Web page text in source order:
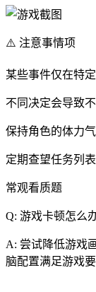
⚠️ 注意事情项
某些事件仅在特
不同决定会导致
保持角色的体力
定期查望任务列
常观看质题
Q: 游戏卡顿怎么办
A: 尝试降低游戏
脑配置满足游戏要